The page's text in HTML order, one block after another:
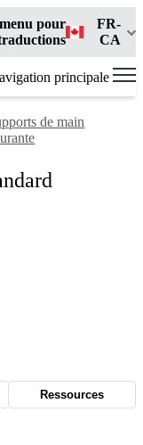
pour
FR-
CA
principale
de main
Ressources